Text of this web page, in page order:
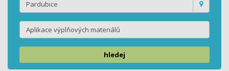
hledej